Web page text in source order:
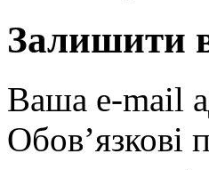
Залишити
Ваша e-mail
Обов’язкові